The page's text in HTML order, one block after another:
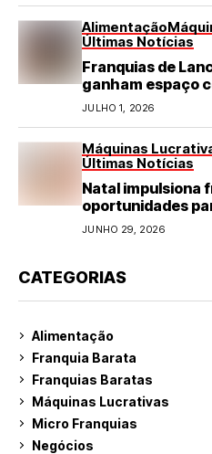
Alimentação
Últimas Notícias
Franquias de
ganham espaço
refeições rápidas
JULHO 1, 2026
Máquinas
Últimas Notícias
Natal impulsiona
oportunidades
do varejo
JUNHO 29, 2026
CATEGORIAS
Alimentação
Franquia Barata
Franquias Baratas
Máquinas Lucrativas
Micro Franquias
Negócios